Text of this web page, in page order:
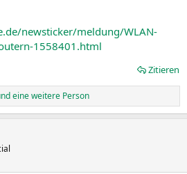
newsticker/meldung/WLAN-
1558401.html
Zitieren
eine weitere Person